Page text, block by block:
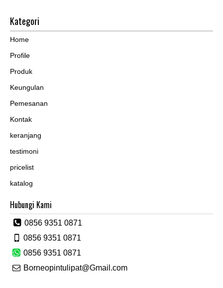
Kategori
Home
Profile
Produk
Keungulan
Pemesanan
Kontak
keranjang
testimoni
pricelist
katalog
Hubungi Kami
0856 9351 0871
0856 9351 0871
0856 9351 0871
Borneopintulipat@Gmail.com